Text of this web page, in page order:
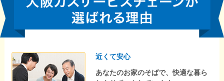
近くて安心
あなたのお家のそばで、快適な暮ら